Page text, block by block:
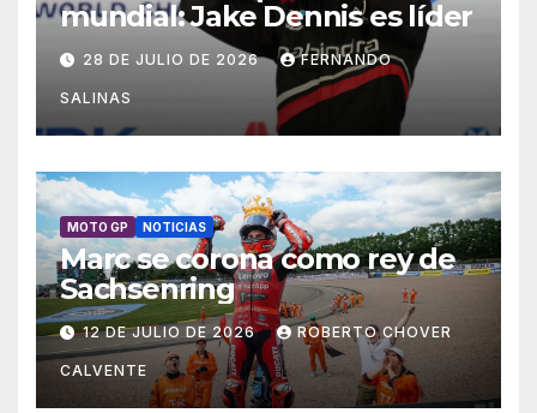
mundial: Jake Dennis es líder
28 DE JULIO DE 2026 FERNANDO
SALINAS
MOTO GP NOTICIAS
Marc se corona como rey de
Sachsenring
12 DE JULIO DE 2026 ROBERTO CHOVER
CALVENTE